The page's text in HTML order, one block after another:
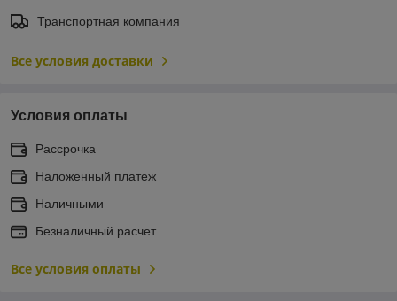
Транспортная компания
Все условия доставки
Условия оплаты
Рассрочка
Наложенный платеж
Наличными
Безналичный расчет
Все условия оплаты